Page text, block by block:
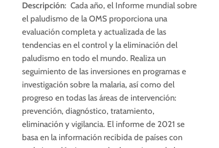
Descripción: Cada año, el Informe mundial sobre
el paludismo de la OMS proporciona una
evaluación completa y actualizada de las
tendencias en el control y la eliminación del
paludismo en todo el mundo. Realiza un
seguimiento de las inversiones en programas e
investigación sobre la malaria, así como del
progreso en todas las áreas de intervención:
prevención, diagnóstico, tratamiento,
eliminación y vigilancia. El informe de 2021 se
basa en la información recibida de países con